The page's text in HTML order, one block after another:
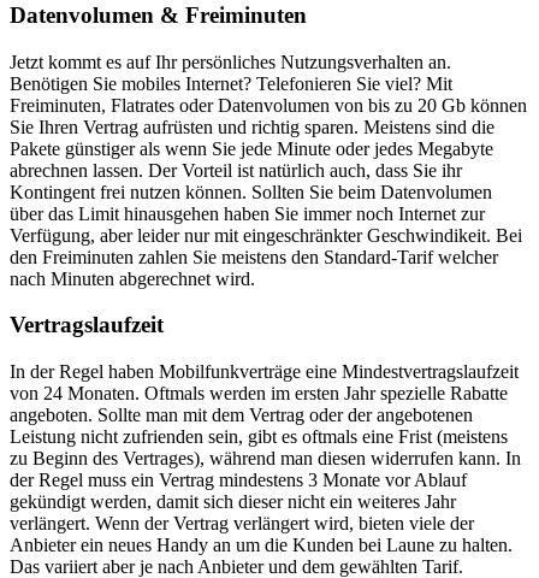
Datenvolumen & Freiminuten
Jetzt kommt es auf Ihr persönliches Nutzungsverhalten an.
Benötigen Sie mobiles Internet? Telefonieren Sie viel? Mit
Freiminuten, Flatrates oder Datenvolumen von bis zu 20 Gb können
Sie Ihren Vertrag aufrüsten und richtig sparen. Meistens sind die
Pakete günstiger als wenn Sie jede Minute oder jedes Megabyte
abrechnen lassen. Der Vorteil ist natürlich auch, dass Sie ihr
Kontingent frei nutzen können. Sollten Sie beim Datenvolumen
über das Limit hinausgehen haben Sie immer noch Internet zur
Verfügung, aber leider nur mit eingeschränkter Geschwindikeit. Bei
den Freiminuten zahlen Sie meistens den Standard-Tarif welcher
nach Minuten abgerechnet wird.
Vertragslaufzeit
In der Regel haben Mobilfunkverträge eine Mindestvertragslaufzeit
von 24 Monaten. Oftmals werden im ersten Jahr spezielle Rabatte
angeboten. Sollte man mit dem Vertrag oder der angebotenen
Leistung nicht zufrienden sein, gibt es oftmals eine Frist (meistens
zu Beginn des Vertrages), während man diesen widerrufen kann. In
der Regel muss ein Vertrag mindestens 3 Monate vor Ablauf
gekündigt werden, damit sich dieser nicht ein weiteres Jahr
verlängert. Wenn der Vertrag verlängert wird, bieten viele der
Anbieter ein neues Handy an um die Kunden bei Laune zu halten.
Das variiert aber je nach Anbieter und dem gewählten Tarif.